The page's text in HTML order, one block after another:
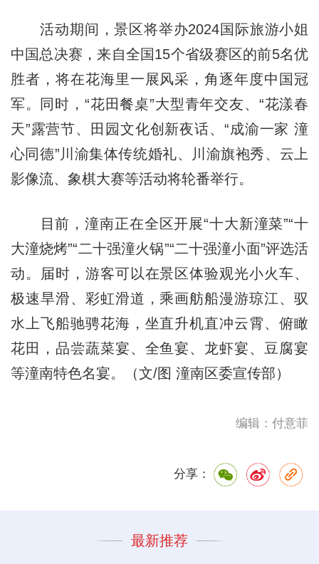
活动期间，景区将举办2024国际旅游小姐
中国总决赛，来自全国15个省级赛区的前5名优
胜者，将在花海里一展风采，角逐年度中国冠
军。同时，“花田餐桌”大型青年交友、“花漾春
天”露营节、田园文化创新夜话、“成渝一家 潼
心同德”川渝集体传统婚礼、川渝旗袍秀、云上
影像流、象棋大赛等活动将轮番举行。
目前，潼南正在全区开展“十大新潼菜”“十
大潼烧烤”“二十强潼火锅”“二十强潼小面”评选活
动。届时，游客可以在景区体验观光小火车、
极速旱滑、彩虹滑道，乘画舫船漫游琼江、驭
水上飞船驰骋花海，坐直升机直冲云霄、俯瞰
花田，品尝蔬菜宴、全鱼宴、龙虾宴、豆腐宴
等潼南特色名宴。（文/图 潼南区委宣传部）
编辑：付意菲
分享：
最新推荐